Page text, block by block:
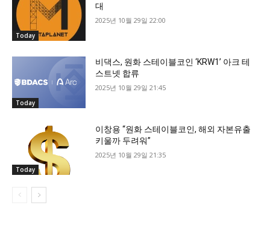
Today
대
2025년 10월 29일 22:00
Today
비댁스, 원화 스테이블코인 ‘KRW1’ 아크 테
스트넷 합류
2025년 10월 29일 21:45
Today
이창용 “원화 스테이블코인, 해외 자본유출
키울까 두려워”
2025년 10월 29일 21:35